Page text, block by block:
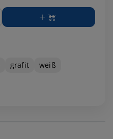
grafit
weiß